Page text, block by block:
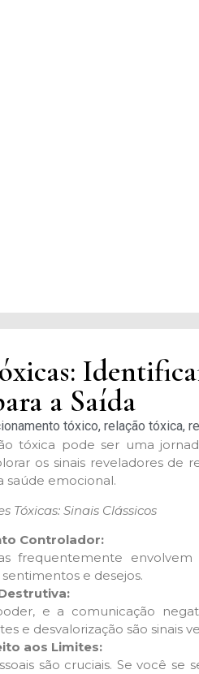
a Saída
tóxico, relação tóxica,
tóxica pode ser uma
os sinais reveladores de
saúde emocional.
Tóxicas: Sinais Clássicos
Controlador:
frequentemente
e desejos.
e a comunicação
e desvalorização são sinais
aos Limites:
são cruciais. Se você